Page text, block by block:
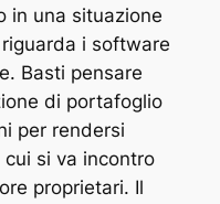
in una situazione
i software
Basti pensare
di portafoglio
per rendersi
si va incontro
proprietari. Il